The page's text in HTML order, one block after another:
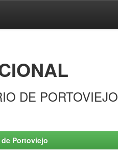
DE PORTOVIEJO
Portoviejo